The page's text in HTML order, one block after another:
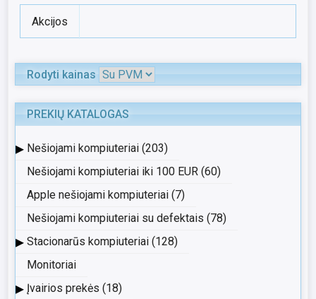
Akcijos
Rodyti kainas
PREKIŲ KATALOGAS
▸ Nešiojami kompiuteriai (203)
Nešiojami kompiuteriai iki 100 EUR (60)
Apple nešiojami kompiuteriai (7)
Nešiojami kompiuteriai su defektais (78)
▸ Stacionarūs kompiuteriai (128)
Monitoriai
▸ Įvairios prekės (18)